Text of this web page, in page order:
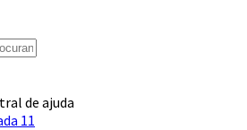
de ajuda
11